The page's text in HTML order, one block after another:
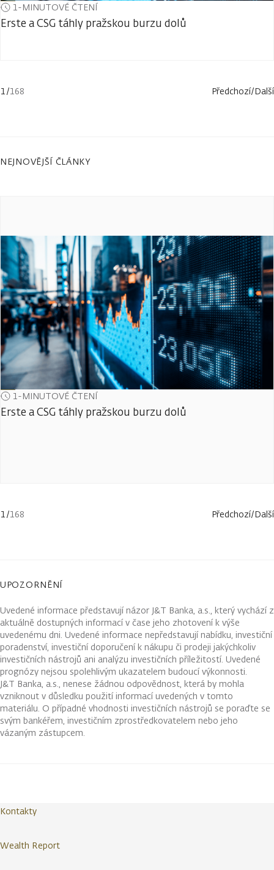
1-MINUTOVÉ ČTENÍ
Erste a CSG táhly pražskou burzu dolů
1/168 Předchozí/Další
NEJNOVĚJŠÍ ČLÁNKY
1-MINUTOVÉ ČTENÍ
Erste a CSG táhly pražskou burzu dolů
1/168 Předchozí/Další
UPOZORNĚNÍ
Uvedené informace představují názor J&T Banka, a.s., který vychází z
aktuálně dostupných informací v čase jeho zhotovení k výše
uvedenému dni. Uvedené informace nepředstavují nabídku, investiční
poradenství, investiční doporučení k nákupu či prodeji jakýchkoliv
investičních nástrojů ani analýzu investičních příležitostí. Uvedené
prognózy nejsou spolehlivým ukazatelem budoucí výkonnosti.
J&T Banka, a.s., nenese žádnou odpovědnost, která by mohla
vzniknout v důsledku použití informací uvedených v tomto
materiálu. O případné vhodnosti investičních nástrojů se poraďte se
svým bankéřem, investičním zprostředkovatelem nebo jeho
vázaným zástupcem.
Kontakty
Wealth Report